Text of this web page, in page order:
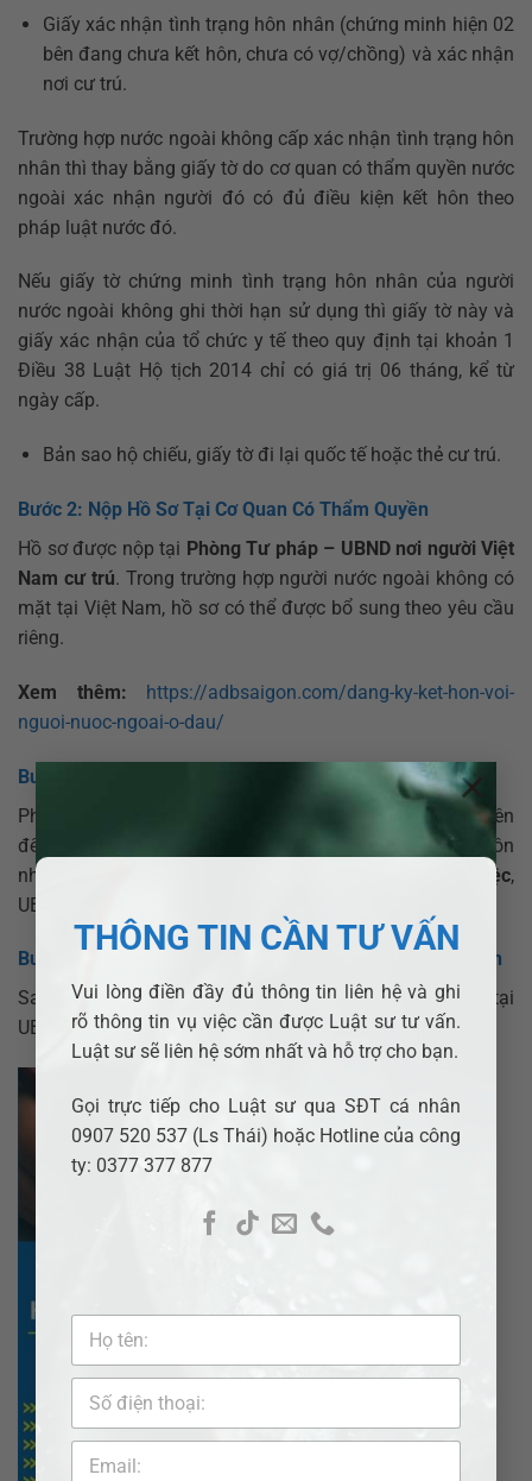
THÔNG TIN CẦN TƯ VẤN
Vui lòng điền đầy đủ thông tin liên hệ và ghi
rõ thông tin vụ việc cần được Luật sư tư vấn.
Luật sư sẽ liên hệ sớm nhất và hỗ trợ cho bạn.
Gọi trực tiếp cho Luật sư qua SĐT cá nhân
0907 520 537 (Ls Thái) hoặc Hotline của công
ty: 0377 377 877
×
Giấy xác nhận tình trạng hôn nhân (chứng minh hiện 02
bên đang chưa kết hôn, chưa có vợ/chồng) và xác nhận
nơi cư trú.
Trường hợp nước ngoài không cấp xác nhận tình trạng hôn
nhân thì thay bằng giấy tờ do cơ quan có thẩm quyền nước
ngoài xác nhận người đó có đủ điều kiện kết hôn theo
pháp luật nước đó.
Nếu giấy tờ chứng minh tình trạng hôn nhân của người
nước ngoài không ghi thời hạn sử dụng thì giấy tờ này và
giấy xác nhận của tổ chức y tế theo quy định tại khoản 1
Điều 38 Luật Hộ tịch 2014 chỉ có giá trị 06 tháng, kể từ
ngày cấp.
Bản sao hộ chiếu, giấy tờ đi lại quốc tế hoặc thẻ cư trú.
Bước 2: Nộp Hồ Sơ Tại Cơ Quan Có Thẩm Quyền
Hồ sơ được nộp tại Phòng Tư pháp – UBND nơi người Việt
Nam cư trú. Trong trường hợp người nước ngoài không có
mặt tại Việt Nam, hồ sơ có thể được bổ sung theo yêu cầu
riêng.
Xem thêm:
https://adbsaigon.com/dang-ky-ket-hon-voi-
nguoi-nuoc-ngoai-o-dau/
Bước 3: Xem Xét Và Giải Quyết Hồ Sơ
Phòng Tư pháp sẽ thẩm định hồ sơ và phỏng vấn các bên
để xác minh tính trung thực, tự nguyện của quan hệ hôn
nhân. Nếu hồ sơ hợp lệ, trong vòng
15 – 30 ngày làm việc,
UBND sẽ cấp giấy chứng nhận kết hôn.
Bước 4: Tổ Chức Lễ Ký Và Cấp Giấy Chứng Nhận Kết Hôn
Sau khi được thông báo kết quả, hai bên cần có mặt tại
UBND để ký và nhậnGiấy chứng nhận kết hôn.